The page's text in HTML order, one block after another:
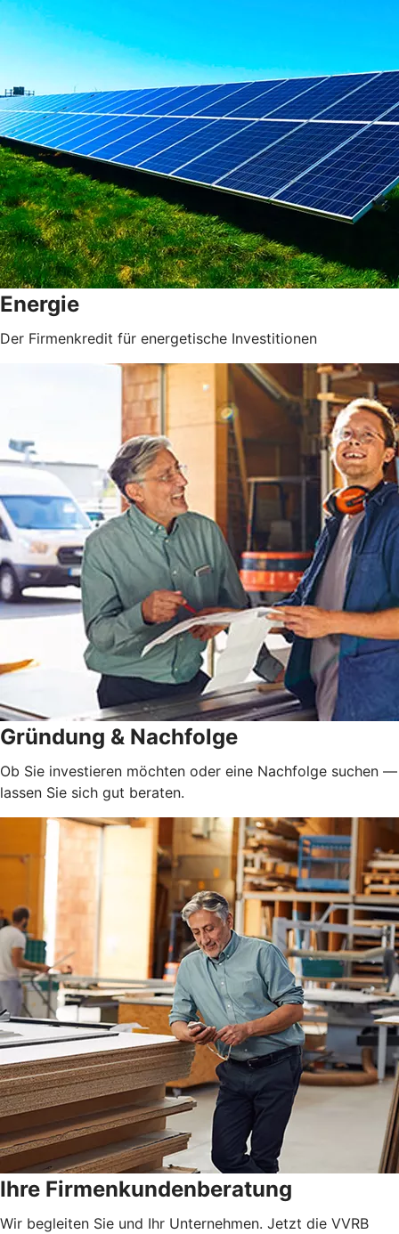
Energie
Der Firmenkredit für energetische Investitionen
Gründung & Nachfolge
Ob Sie investieren möchten oder eine Nachfolge suchen —
lassen Sie sich gut beraten.
Ihre Firmenkundenberatung
Wir begleiten Sie und Ihr Unternehmen. Jetzt die VVRB